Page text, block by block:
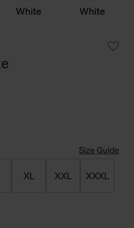
Size Guide
XL XXL XXXL